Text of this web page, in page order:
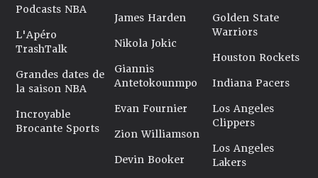
Podcasts NBA
L'Apéro
TrashTalk
Grandes dates de
la saison NBA
Incroyable
Brocante Sports
James Harden
Nikola Jokic
Giannis
Antetokounmpo
Evan Fournier
Zion Williamson
Devin Booker
Golden State
Warriors
Houston Rockets
Indiana Pacers
Los Angeles
Clippers
Los Angeles
Lakers